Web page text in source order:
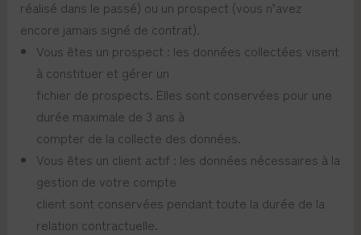
réalisé dans le passé) ou un prospect (vous n’avez
encore jamais signé de contrat).
Vous êtes un prospect : les données collectées visent
à constituer et gérer un
fichier de prospects. Elles sont conservées pour une
durée maximale de 3 ans à
compter de la collecte des données.
Vous êtes un client actif : les données nécessaires à la
gestion de votre compte
client sont conservées pendant toute la durée de la
relation contractuelle.